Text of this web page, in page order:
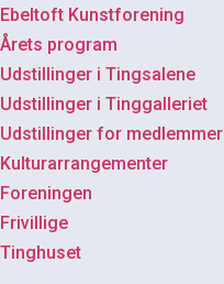
Ebeltoft Kunstforening
Årets program
Udstillinger i Tingsalene
Udstillinger i Tinggalleriet
Udstillinger for medlemmer
Kulturarrangementer
Foreningen
Frivillige
Tinghuset